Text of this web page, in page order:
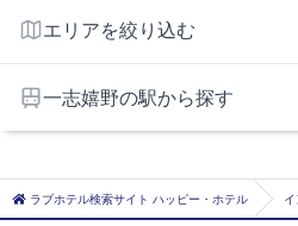
エリアを絞り込む
一志嬉野の駅から探す
伊勢中川
櫛田
ラブホテル検索サイト ハッピー・ホテル